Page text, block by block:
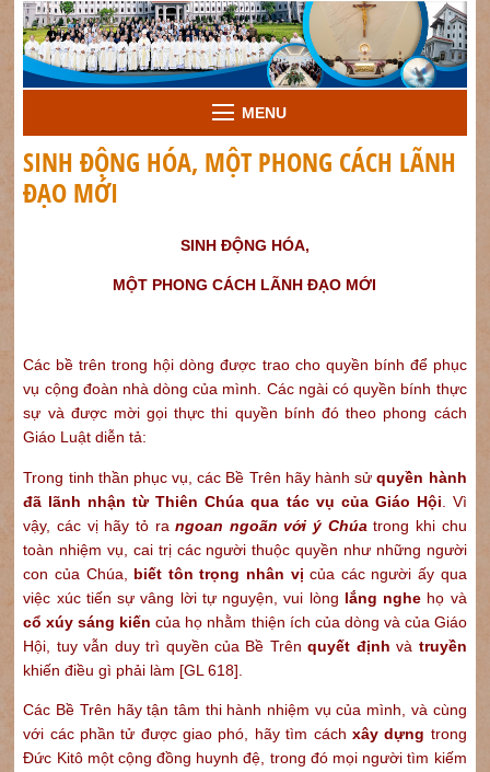
MENU
SINH ĐỘNG HÓA, MỘT PHONG CÁCH LÃNH
ĐẠO MỚI
SINH ĐỘNG HÓA,
MỘT PHONG CÁCH LÃNH ĐẠO MỚI
Các bề trên trong hội dòng được trao cho quyền bính để phục
vụ cộng đoàn nhà dòng của mình. Các ngài có quyền bính thực
sự và được mời gọi thực thi quyền bính đó theo phong cách
Giáo Luật diễn tả:
Trong tinh thần phục vụ, các Bề Trên hãy hành sửquyền hành
đã lãnh nhận từ Thiên Chúa qua tác vụ của Giáo Hội . Vì
vậy, các vị hãy tỏ rangoan ngoãn với ý Chúatrong khi chu
toàn nhiệm vụ, cai trị các người thuộc quyền như những người
con của Chúa, biết tôn trọng nhân vị của các người ấy qua
việc xúc tiến sự vâng lời tự nguyện, vui lòng lắng nghe họ và
cổ xúy sáng kiến của họ nhằm thiện ích của dòng và của Giáo
Hội, tuy vẫn duy trì quyền của Bề Trênquyết định và truyền
khiến điều gì phải làm [GL 618].
Các Bề Trên hãy tận tâm thi hành nhiệm vụ của mình, và cùng
với các phần tử được giao phó, hãy tìm cách xây dựng trong
Ðức Kitô một cộng đồng huynh đệ, trong đó mọi người tìm kiếm